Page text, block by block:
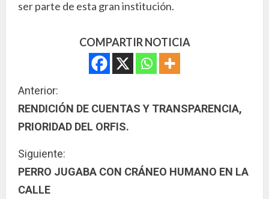
ser parte de esta gran institución.
COMPARTIR NOTICIA
S
i
g
u
e
Anterior:
RENDICIÓN DE CUENTAS Y TRANSPARENCIA,
PRIORIDAD DEL ORFIS.
Siguiente:
PERRO JUGABA CON CRÁNEO HUMANO EN LA
CALLE